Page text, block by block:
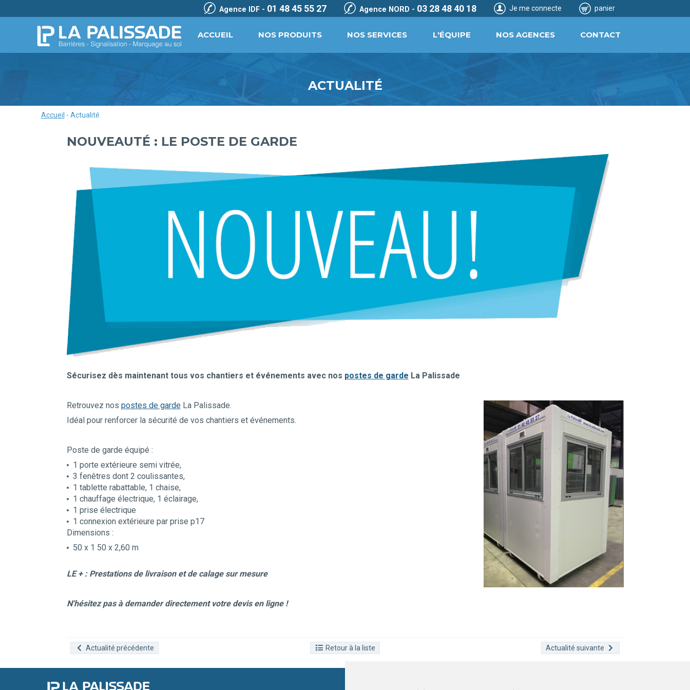
Agence IDF - 01 48 45 55 27 Agence NORD - 03 28 48 40 18 Je me connecte panier
ACCUEIL NOS PRODUITS NOS SERVICES L'ÉQUIPE NOS AGENCES CONTACT
ACTUALITÉ
Accueil - Actualité
NOUVEAUTÉ : LE POSTE DE GARDE
Sécurisez dès maintenant tous vos chantiers et événements avec nos postes de garde La Palissade
Retrouvez nos postes de gardeLa Palissade.
Idéal pour renforcer la sécurité de vos chantiers et événements.
Poste de garde équipé :
1 porte extérieure semi vitrée,
3 fenêtres dont 2 coulissantes,
1 tablette rabattable, 1 chaise,
1 chauffage électrique, 1 éclairage,
1 prise électrique
1 connexion extérieure par prise p17
Dimensions :
50 x 1 50 x 2,60 m
LE+ : Prestations de livraison et de calage sur mesure
N'hésitez pas à demander directement votre devis en ligne !
Actualité précédente Retour à la liste Actualité suivante